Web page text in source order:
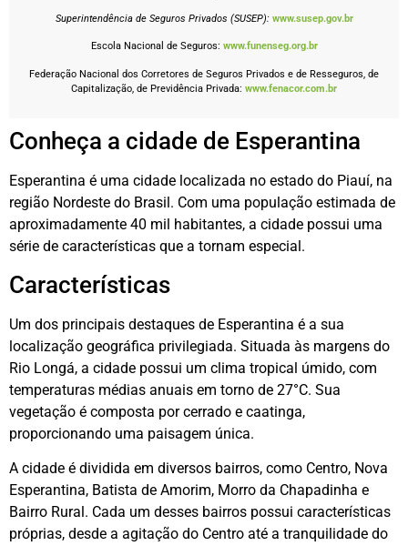
Superintendência de Seguros Privados (SUSEP): www.susep.gov.br
Escola Nacional de Seguros: www.funenseg.org.br
Federação Nacional dos Corretores de Seguros Privados e de Resseguros, de
Capitalização, de Previdência Privada: www.fenacor.com.br
Conheça a cidade de Esperantina
Esperantina é uma cidade localizada no estado do Piauí, na
região Nordeste do Brasil. Com uma população estimada de
aproximadamente 40 mil habitantes, a cidade possui uma
série de características que a tornam especial.
Características
Um dos principais destaques de Esperantina é a sua
localização geográfica privilegiada. Situada às margens do
Rio Longá, a cidade possui um clima tropical úmido, com
temperaturas médias anuais em torno de 27°C. Sua
vegetação é composta por cerrado e caatinga,
proporcionando uma paisagem única.
A cidade é dividida em diversos bairros, como Centro, Nova
Esperantina, Batista de Amorim, Morro da Chapadinha e
Bairro Rural. Cada um desses bairros possui características
próprias, desde a agitação do Centro até a tranquilidade do